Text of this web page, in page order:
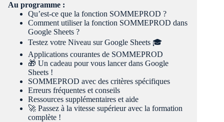
Au programme :
Qu’est-ce que la fonction SOMMEPROD ?
Comment utiliser la fonction SOMMEPROD dans
Google Sheets ?
Testez votre Niveau sur Google Sheets 🎓
Applications courantes de SOMMEPROD
🎁 Un cadeau pour vous lancer dans Google
Sheets !
SOMMEPROD avec des critères spécifiques
Erreurs fréquentes et conseils
Ressources supplémentaires et aide
🚀 Passez à la vitesse supérieur avec la formation
complète !